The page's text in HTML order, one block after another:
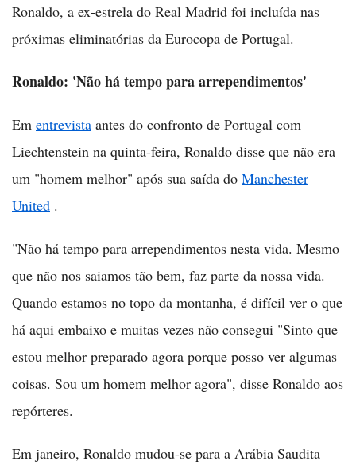
Ronaldo, a ex-estrela do Real Madrid foi incluída nas
próximas eliminatórias da Eurocopa de Portugal.
Ronaldo: 'Não há tempo para arrependimentos'
Em entrevista antes do confronto de Portugal com
Liechtenstein na quinta-feira, Ronaldo disse que não era
um "homem melhor" após sua saída do Manchester
United .
"Não há tempo para arrependimentos nesta vida. Mesmo
que não nos saiamos tão bem, faz parte da nossa vida.
Quando estamos no topo da montanha, é difícil ver o que
há aqui embaixo e muitas vezes não consegui "Sinto que
estou melhor preparado agora porque posso ver algumas
coisas. Sou um homem melhor agora", disse Ronaldo aos
repórteres.
Em janeiro, Ronaldo mudou-se para a Arábia Saudita